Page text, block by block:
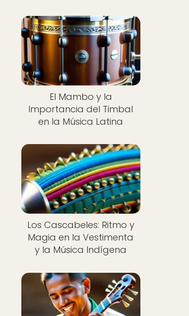
El Mambo y la
Importancia del Timbal
en la Música Latina
Los Cascabeles: Ritmo y
Magia en la Vestimenta
y la Música Indígena